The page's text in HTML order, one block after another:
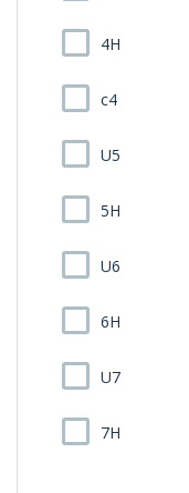
4H
c4
U5
5H
U6
6H
U7
7H